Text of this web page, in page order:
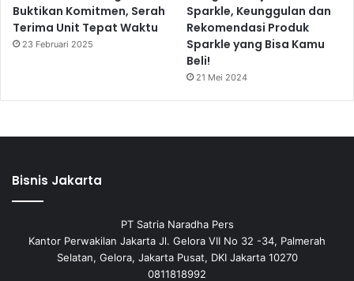
Buktikan Komitmen, Serah
Terima Unit Tepat Waktu
23 Februari 2025
Sparkle, Keunggulan dan
Rekomendasi Produk
Sparkle yang Bisa Kamu
Beli!
21 Mei 2024
Bisnis Jakarta
PT Satria Naradha Pers
Kantor Perwakilan Jakarta Jl. Gelora VII No 32 -34, Palmerah
Selatan, Gelora, Jakarta Pusat, DKI Jakarta 10270
0811818992